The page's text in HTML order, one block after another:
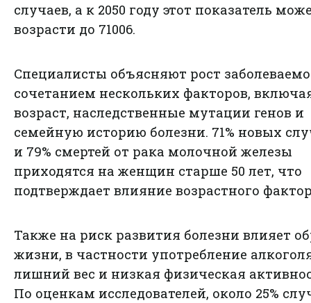
случаев, а к 2050 году этот показатель
возрасти до 71006.
Специалисты объясняют рост
сочетанием нескольких факторов,
возраст, наследственные мутации генов и
семейную историю болезни. 71% новых
и 79% смертей от рака молочной железы
приходятся на женщин старше 50 лет, что
подтверждает влияние возрастного
Также на риск развития болезни влияет
жизни, в частности употребление
лишний вес и низкая физическая
По оценкам исследователей, около 25%